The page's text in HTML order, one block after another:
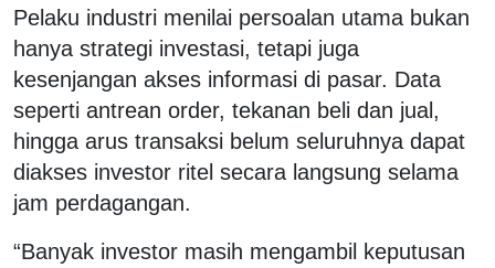
Pelaku industri menilai persoalan utama bukan
hanya strategi investasi, tetapi juga
kesenjangan akses informasi di pasar. Data
seperti antrean order, tekanan beli dan jual,
hingga arus transaksi belum seluruhnya dapat
diakses investor ritel secara langsung selama
jam perdagangan.
“Banyak investor masih mengambil keputusan